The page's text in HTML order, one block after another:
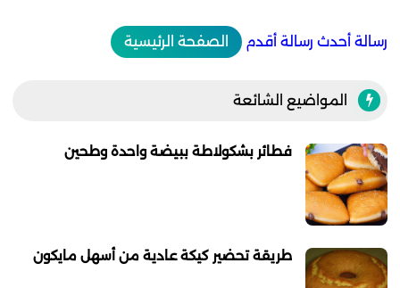
رسالة أحدث رسالة أقدم الصفحة الرئيسية
المواضيع الشائعة
فطائر بشكولاطة ببيضة واحدة وطحين
طريقة تحضير كيكة عادية من أسهل مايكون